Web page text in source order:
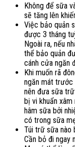
Không để sữa
sẽ tăng lên
Việc bảo quản
được 3 tháng
Ngoài ra, nếu
thể bảo quản
cánh cửa ngăn
Khi muốn rã
ngăn mát trước
nên đưa sữa
bị vi khuẩn
hâm sữa bởi
có trong sữa
Túi trữ sữa nào
Cần bỏ đi ngay